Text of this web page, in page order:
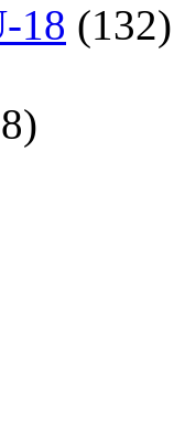
18 (132)